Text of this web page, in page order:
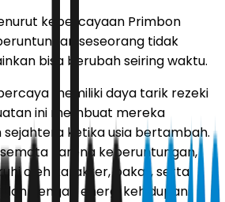
kepercayaan Primbon
seseorang tidak
bisa berubah seiring waktu.
memiliki daya tarik rezeki
ini membuat mereka
ketika usia bertambah.
karena keberuntungan,
oleh karakter, bakat, serta
dengan energi kehidupan.